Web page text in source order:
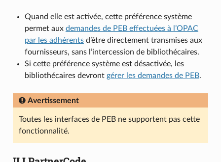
Quand elle est activée, cette préférence système
permet aux demandes de PEB effectuées à l’OPAC
par les adhérentsd’être directement transmises aux
fournisseurs, sans l’intercession de bibliothécaires.
Si cette préférence système est désactivée, les
bibliothécaires devront gérer les demandes de PEB.
Avertissement
Toutes les interfaces de PEB ne supportent pas cette
fonctionnalité.